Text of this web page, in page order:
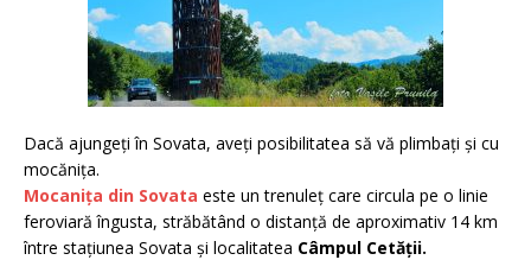
Dacă ajungeți în Sovata, aveți posibilitatea să vă plimbați și cu
mocănița.
Mocanița din Sovata este un trenuleț care circula pe o linie
feroviară îngusta, străbătând o distanță de aproximativ 14 km
între stațiunea Sovata și localitatea Câmpul Cetății.